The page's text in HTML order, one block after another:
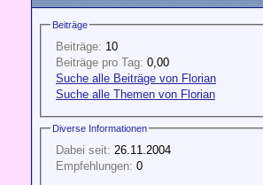
Beiträge
Beiträge: 10
Beiträge pro Tag: 0,00
Suche alle Beiträge von Florian
Suche alle Themen von Florian
Diverse Informationen
Dabei seit: 26.11.2004
Empfehlungen: 0